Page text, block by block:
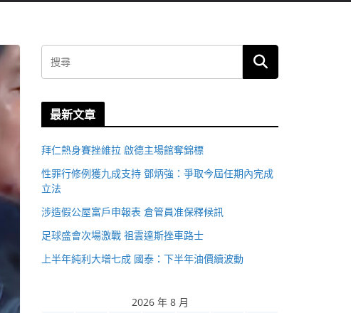
最新文章
拜仁熱身賽挫維拉 啟德主場館奪錦標
性罪行修例獲九成支持 鄧炳強：爭取今屆任期內完成
立法
涉造假公屋富戶申報表 倉管員准保釋候訊
足球盛會次場激戰 祖雲達斯挫車路士
上半年純利大增七成 國泰：下半年油價續波動
2026 年 8 月